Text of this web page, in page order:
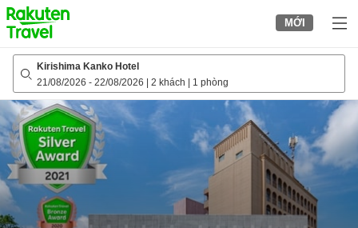
to
top
page
MỚI
Kirishima Kanko Hotel
21/08/2026 - 22/08/2026 2 khách 1 phòng